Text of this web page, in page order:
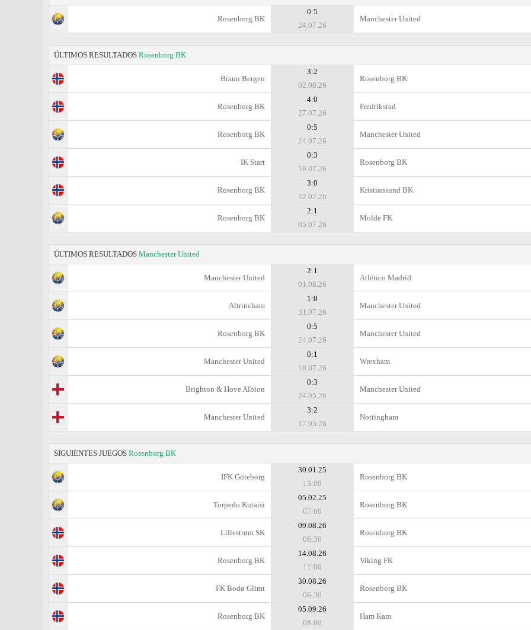
Rosenborg BK
0:5
24.07.26
Manchester United
ÚLTIMOS RESULTADOS Rosenborg BK
Brann Bergen
3:2
02.08.26
Rosenborg BK
Rosenborg BK
4:0
27.07.26
Fredrikstad
Rosenborg BK
0:5
24.07.26
Manchester United
IK Start
0:3
18.07.26
Rosenborg BK
Rosenborg BK
3:0
12.07.26
Kristiansund BK
Rosenborg BK
2:1
05.07.26
Molde FK
ÚLTIMOS RESULTADOS Manchester United
Manchester United
2:1
01.08.26
Atlético Madrid
Altrincham
1:0
31.07.26
Manchester United
Rosenborg BK
0:5
24.07.26
Manchester United
Manchester United
0:1
18.07.26
Wrexham
Brighton & Hove Albion
0:3
24.05.26
Manchester United
Manchester United
3:2
17.05.26
Nottingham
SIGUIENTES JUEGOS Rosenborg BK
IFK Göteborg
30.01.25
13:00
Rosenborg BK
Torpedo Kutaisi
05.02.25
07:00
Rosenborg BK
Lillestrøm SK
09.08.26
06:30
Rosenborg BK
Rosenborg BK
14.08.26
11:00
Viking FK
FK Bodø Glimt
30.08.26
06:30
Rosenborg BK
Rosenborg BK
05.09.26
08:00
Ham Kam